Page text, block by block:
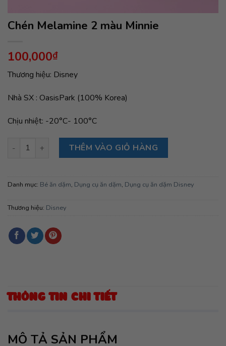
Chén Melamine 2 màu Minnie
100,000₫
Thương hiệu: Disney
Nhà SX : OasisPark (100% Korea)
Chịu nhiệt: -20°C- 100°C
Chén Melamine 2 màu Minnie số lượng
THÊM VÀO GIỎ HÀNG
Danh mục: Bé ăn dặm, Dụng cụ ăn dặm, Dụng cụ ăn dặm Disney
Thương hiệu: Disney
THÔNG TIN CHI TIẾT
MÔ TẢ SẢN PHẨM